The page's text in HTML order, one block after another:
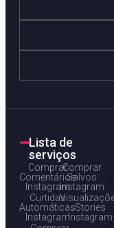
Lista de
serviços
Comprar
Comentários
Instagram
Comprar
Salvos
Instagram
Curtidas
Automáticas
Instagram
Stories
Instagram